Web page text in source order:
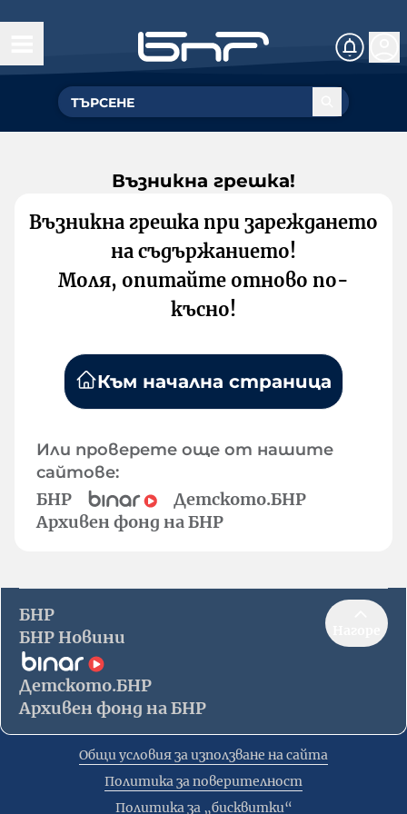
Възникна грешка!
Възникна грешка при зареждането
на съдържанието!
Моля, опитайте отново по-
късно!
Към начална страница
Или проверете още от нашите
сайтове:
БНР
Детското.БНР
Архивен фонд на БНР
БНР
БНР Новини
Детското.БНР
Архивен фонд на БНР
Общи условия за използване на сайта
Политика за поверителност
Политика за „бисквитки“